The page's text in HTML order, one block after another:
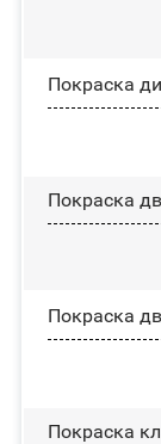
Покраска
Покраска
Покраска
Покраска